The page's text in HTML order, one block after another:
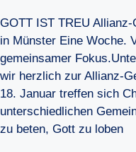
GOTT IST TREU
in Münster Eine Woche.
gemeinsamer
wir herzlich zur Allianz-
18. Januar treffen sich
unterschiedlichen
zu beten, Gott zu loben